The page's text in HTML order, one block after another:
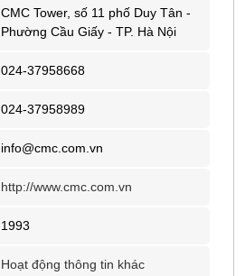
CMC Tower, số 11 phố Duy Tân -
Phường Cầu Giấy - TP. Hà Nội
024-37958668
024-37958989
info@cmc.com.vn
http://www.cmc.com.vn
1993
Hoạt động thông tin khác